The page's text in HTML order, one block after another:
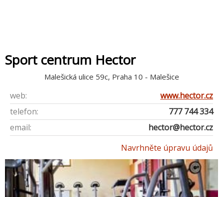
Sport centrum Hector
Malešická ulice 59c, Praha 10 - Malešice
web:
www.hector.cz
telefon:
777 744 334
email:
hector@hector.cz
Navrhněte úpravu údajů